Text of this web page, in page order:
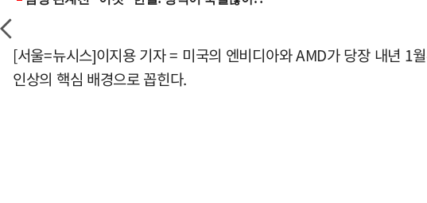
[서울=뉴시스]이지용 기자 = 미국의 엔비디아와 AMD가 당장 내년 1
인상의 핵심 배경으로 꼽힌다.